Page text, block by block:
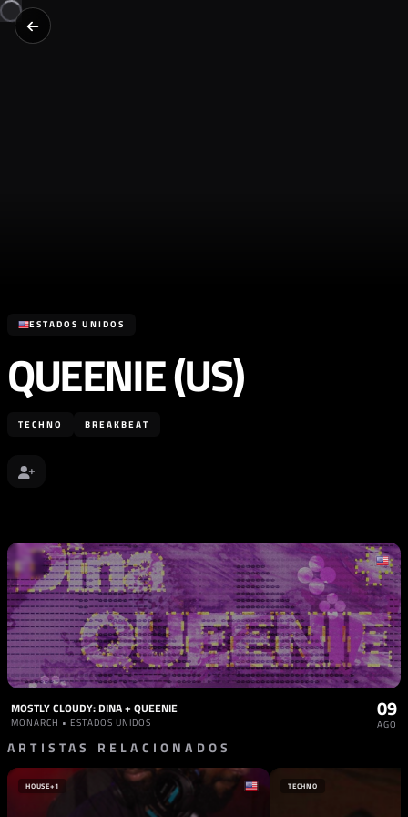
ESTADOS UNIDOS
QUEENIE (US)
TECHNO BREAKBEAT
MOSTLY CLOUDY: DINA + QUEENIE
MONARCH • ESTADOS UNIDOS
09
AGO
ARTISTAS RELACIONADOS
HOUSE+1 TECHNO